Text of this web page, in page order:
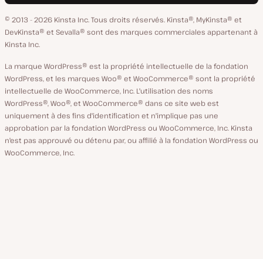
GitHub
X
YouTube
Facebook
LinkedIn
de
langue
© 2013 - 2026 Kinsta Inc. Tous droits réservés. Kinsta®, MyKinsta® et
DevKinsta® et Sevalla® sont des marques commerciales appartenant à
Kinsta Inc.
La marque WordPress® est la propriété intellectuelle de la fondation
WordPress, et les marques Woo® et WooCommerce® sont la propriété
intellectuelle de WooCommerce, Inc. L'utilisation des noms
WordPress®, Woo®, et WooCommerce® dans ce site web est
uniquement à des fins d'identification et n'implique pas une
approbation par la fondation WordPress ou WooCommerce, Inc. Kinsta
n'est pas approuvé ou détenu par, ou affilié à la fondation WordPress ou
WooCommerce, Inc.